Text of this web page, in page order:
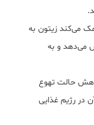
می‌کند‌ زیتون به
می‌دهد و به
حالت تهوع
در رژیم غذایی